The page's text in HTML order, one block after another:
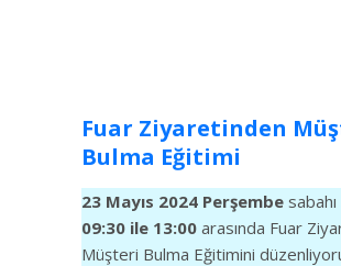
Fuar Ziyaretinden
Bulma Eğitimi
23 Mayıs 2024 Perşembe
09:30 ile 13:00 arasında Fuar
Müşteri Bulma Eğitimini